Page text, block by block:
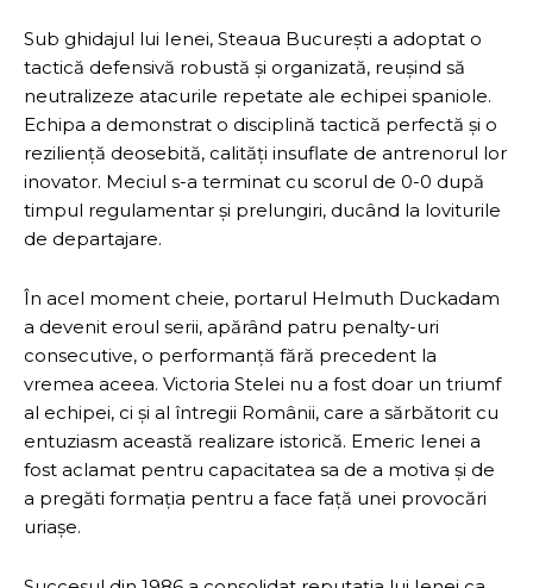
Sub ghidajul lui Ienei, Steaua București a adoptat o
tactică defensivă robustă și organizată, reușind să
neutralizeze atacurile repetate ale echipei spaniole.
Echipa a demonstrat o disciplină tactică perfectă și o
reziliență deosebită, calități insuflate de antrenorul lor
inovator. Meciul s-a terminat cu scorul de 0-0 după
timpul regulamentar și prelungiri, ducând la loviturile
de departajare.
În acel moment cheie, portarul Helmuth Duckadam
a devenit eroul serii, apărând patru penalty-uri
consecutive, o performanță fără precedent la
vremea aceea. Victoria Stelei nu a fost doar un triumf
al echipei, ci și al întregii Românii, care a sărbătorit cu
entuziasm această realizare istorică. Emeric Ienei a
fost aclamat pentru capacitatea sa de a motiva și de
a pregăti formația pentru a face față unei provocări
uriașe.